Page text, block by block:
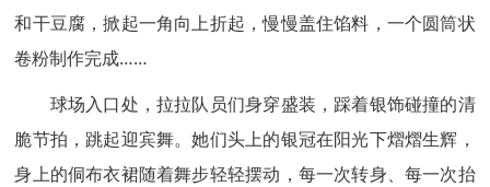
和干豆腐，掀起一角向上折起，慢慢盖住馅料，一个圆筒状
卷粉制作完成……
球场入口处，拉拉队员们身穿盛装，踩着银饰碰撞的清
脆节拍，跳起迎宾舞。她们头上的银冠在阳光下熠熠生辉，
身上的侗布衣裙随着舞步轻轻摆动，每一次转身、每一次抬